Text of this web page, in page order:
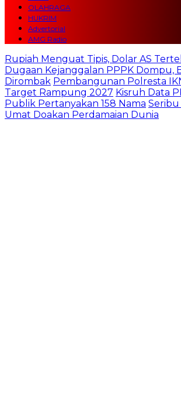
OLAHRAGA
HUKRIM
Advertorial
AMG Radio
Rupiah Menguat Tipis, Dolar AS
Dugaan Kejanggalan PPPK Dompu,
Dirombak Pembangunan Polresta
Target Rampung 2027 Kisruh Data
Publik Pertanyakan 158 Nama Seribu
Umat Doakan Perdamaian Dunia